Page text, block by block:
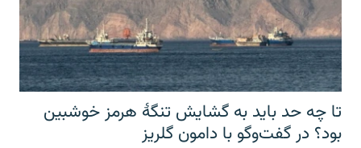
تا چه حد باید به گشایش تنگهٔ هرمز خوشبین
بود؟ در گفت‌وگو با دامون گلریز